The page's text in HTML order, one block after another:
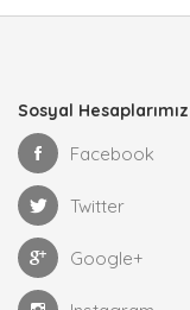
Sosyal Hesaplarımız
Facebook
Twitter
Google+